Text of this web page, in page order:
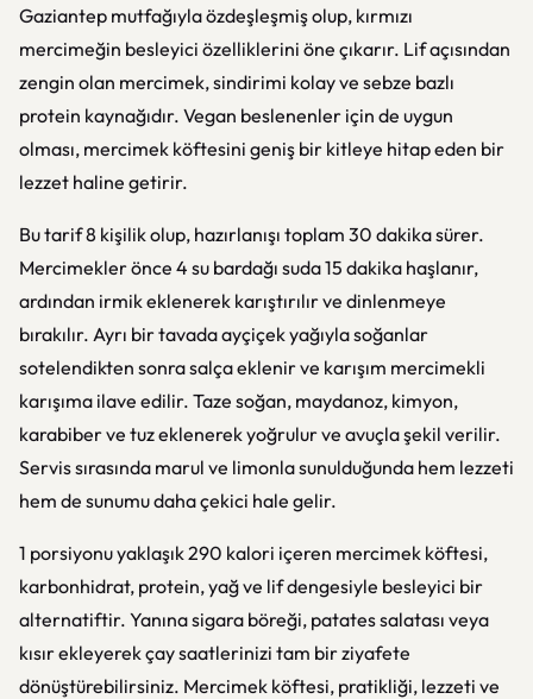
Gaziantep mutfağıyla özdeşleşmiş olup, kırmızı
mercimeğin besleyici özelliklerini öne çıkarır. Lif açısından
zengin olan mercimek, sindirimi kolay ve sebze bazlı
protein kaynağıdır. Vegan beslenenler için de uygun
olması, mercimek köftesini geniş bir kitleye hitap eden bir
lezzet haline getirir.
Bu tarif 8 kişilik olup, hazırlanışı toplam 30 dakika sürer.
Mercimekler önce 4 su bardağı suda 15 dakika haşlanır,
ardından irmik eklenerek karıştırılır ve dinlenmeye
bırakılır. Ayrı bir tavada ayçiçek yağıyla soğanlar
sotelendikten sonra salça eklenir ve karışım mercimekli
karışıma ilave edilir. Taze soğan, maydanoz, kimyon,
karabiber ve tuz eklenerek yoğrulur ve avuçla şekil verilir.
Servis sırasında marul ve limonla sunulduğunda hem lezzeti
hem de sunumu daha çekici hale gelir.
1 porsiyonu yaklaşık 290 kalori içeren mercimek köftesi,
karbonhidrat, protein, yağ ve lif dengesiyle besleyici bir
alternatiftir. Yanına sigara böreği, patates salatası veya
kısır ekleyerek çay saatlerinizi tam bir ziyafete
dönüştürebilirsiniz. Mercimek köftesi, pratikliği, lezzeti ve